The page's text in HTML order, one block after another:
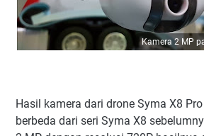
Kamera 2 MP
Hasil kamera dari drone Syma X8
berbeda dari seri Syma X8